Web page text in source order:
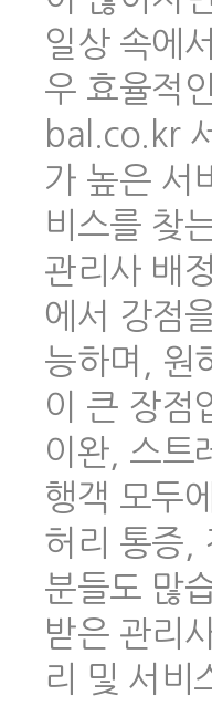
일상 속에
우 효율적
bal.co.kr
가 높은 서
비스를 찾
관리사 배
에서 강점
능하며, 원
이 큰 장점
이완, 스트
행객 모두
허리 통증,
분들도 많
받은 관리
리 및 서비